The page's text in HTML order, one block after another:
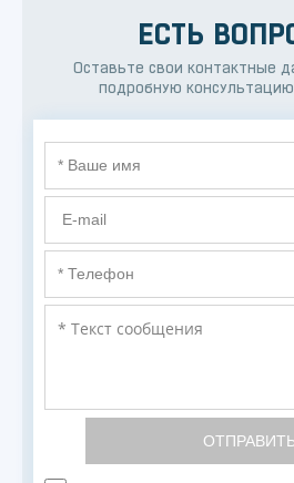
ЕСТЬ
Оставьте свои контактные
подробную
ОТПРАВИТЬ